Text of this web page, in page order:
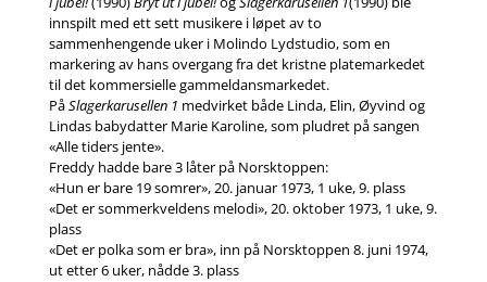
innspilt med ett sett musikere i løpet av to
sammenhengende uker i Molindo Lydstudio, som en
markering av hans overgang fra det kristne platemarkedet
til det kommersielle gammeldansmarkedet.
PåSlagerkarusellen 1 medvirket både Linda, Elin, Øyvind og
Lindas babydatter Marie Karoline, som pludret på sangen
«Alle tiders jente».
Freddy hadde bare 3 låter på Norsktoppen:
«Hun er bare 19 somrer», 20. januar 1973, 1 uke, 9. plass
«Det er sommerkveldens melodi», 20. oktober 1973, 1 uke, 9.
plass
«Det er polka som er bra», inn på Norsktoppen 8. juni 1974,
ut etter 6 uker, nådde 3. plass